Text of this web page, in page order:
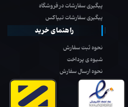
پیگیری سفارشات در فروشگاه
پیگیری سفارشات تیپاکس
راهنمای خرید
نحوه ثبت سفارش
شیوه ی پرداخت
نحوه ارسال سفارش